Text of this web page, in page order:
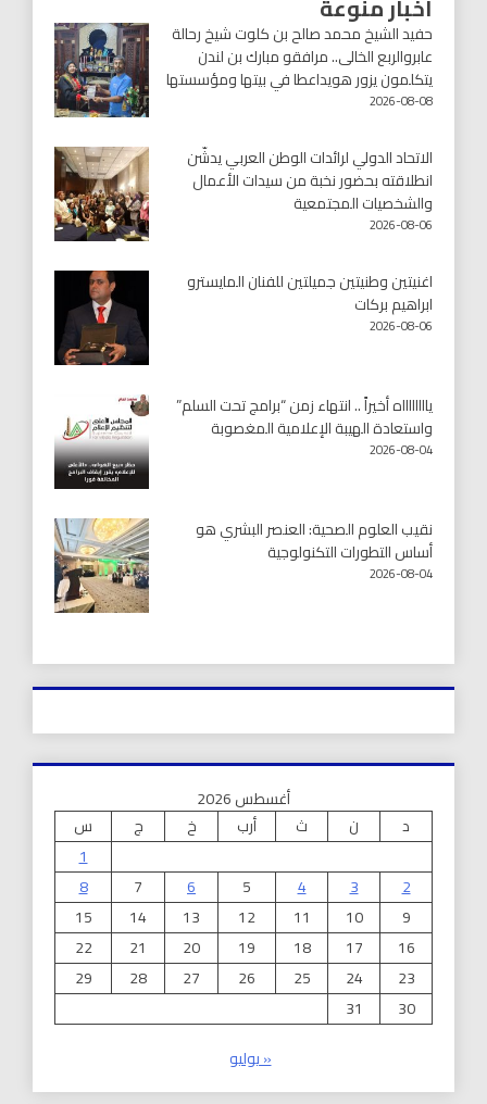
أخبار منوعة
حفيد الشيخ محمد صالح بن كلوت شيخ رحالة
عابروالربع الخالى.. مرافقو مبارك بن لندن
يتكلمون يزور هويداعطا في بيتها ومؤسستها
2026-08-08
الاتحاد الدولي لرائدات الوطن العربي يدشّن
انطلاقته بحضور نخبة من سيدات الأعمال
والشخصيات المجتمعية
2026-08-06
اغنيتين وطنيتين جميلتين للفنان المايسترو
ابراهيم بركات
2026-08-06
يااااااااه أخيراً .. انتهاء زمن “برامج تحت السلم”
واستعادة الهيبة الإعلامية المغصوبة
2026-08-04
نقيب العلوم الصحية: العنصر البشري هو
أساس التطورات التكنولوجية
2026-08-04
أغسطس 2026
د
ن ث أرب خ ج
س
1
2
3
4
5
6
7
8
9
10
11
12
13
14
15
16
17
18
19
20
21
22
23
24
25
26
27
28
29
30
31
« يوليو